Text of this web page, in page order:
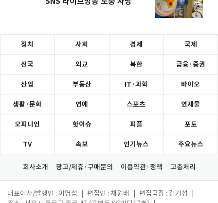
정치 사회 경제 국제
전국 외교 북한 금융·증권
산업 부동산 IT·과학 바이오
생활·문화 연예 스포츠 연재물
오피니언 핫이슈 피플 포토
TV 속보 인기뉴스 주요뉴스
회사소개 광고/제휴·구매문의 이용약관·정책 고충처리
대표이사/발행인 : 이영섭 편집인 : 채원배 편집국장 : 김기성